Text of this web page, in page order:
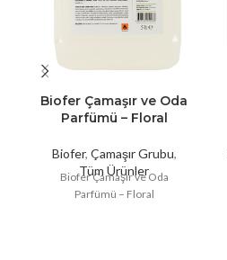
Biofer Çamaşır ve Oda
Parfümü – Floral
Biofer, Çamaşır Grubu,
Tüm Ürünler
Biofer Çamaşır ve Oda
Parfümü – Floral